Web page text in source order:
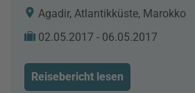
Agadir, Atlantikküste, Marokko
02.05.2017 - 06.05.2017
Reisebericht lesen